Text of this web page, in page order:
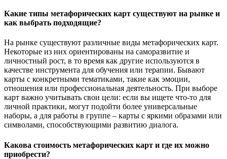
Какие типы метафорических карт существуют на рынке и
как выбрать подходящие?
На рынке существуют различные виды метафорических карт.
Некоторые из них ориентированы на саморазвитие и
личностный рост, в то время как другие используются в
качестве инструмента для обучения или терапии. Бывают
карты с конкретными тематиками, такие как эмоции,
отношения или профессиональная деятельность. При выборе
карт важно учитывать свои цели: если вы ищете что-то для
личной практики, могут подойти более универсальные
наборы, а для работы в группе – карты с яркими образами или
символами, способствующими развитию диалога.
Какова стоимость метафорических карт и где их можно
приобрести?